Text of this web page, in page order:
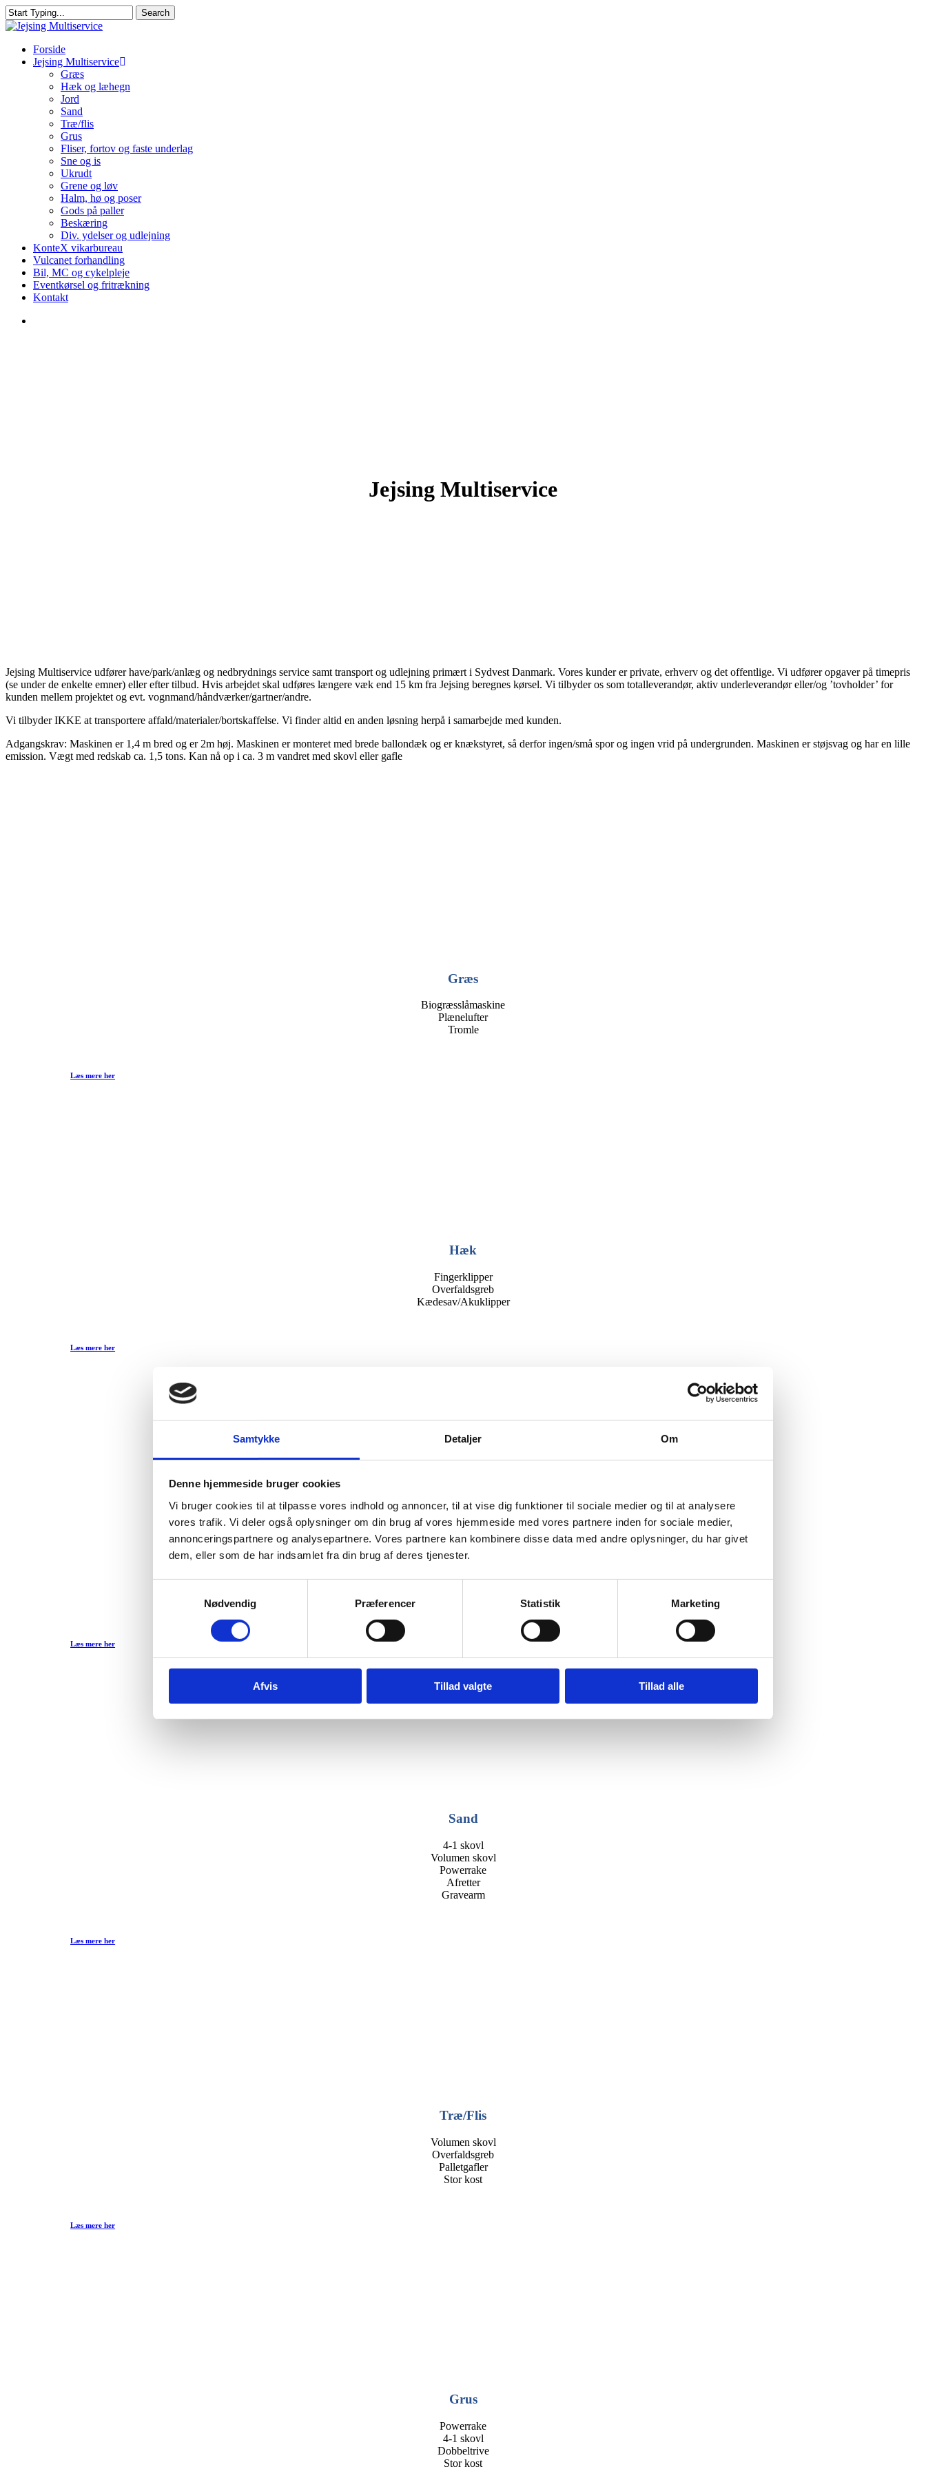
Samtykke Detaljer Om
Denne hjemmeside bruger cookies
Vi bruger cookies til at tilpasse vores indhold og annoncer, til at vise dig funktioner til sociale medier og til at analysere
vores trafik. Vi deler også oplysninger om din brug af vores hjemmeside med vores partnere inden for sociale medier,
annonceringspartnere og analysepartnere. Vores partnere kan kombinere disse data med andre oplysninger, du har givet
dem, eller som de har indsamlet fra din brug af deres tjenester.
Nødvendig
Præferencer Statistik Marketing
Afvis Tillad valgte Tillad alle
Skip
to
main
content
Search
Close
search
Menu
Forside
Jejsing Multiservice
Græs
Hæk og læhegn
Jord
Sand
Træ/flis
Grus
Fliser, fortov og faste underlag
Sne og is
Ukrudt
Grene og løv
Halm, hø og poser
Gods på paller
Beskæring
Div. ydelser og udlejning
KonteX vikarbureau
Vulcanet forhandling
Bil, MC og cykelpleje
Eventkørsel og fritrækning
Kontakt
Jejsing Multiservice
Jejsing Multiservice udfører have/park/anlæg og nedbrydnings service samt transport og udlejning primært i Sydvest Danmark. Vores kunder er private, erhverv og det offentlige. Vi udfører opgaver på timepris
(se under de enkelte emner) eller efter tilbud. Hvis arbejdet skal udføres længere væk end 15 km fra Jejsing beregnes kørsel. Vi tilbyder os som totalleverandør, aktiv underleverandør eller/og ’tovholder’ for
kunden mellem projektet og evt. vognmand/håndværker/gartner/andre.
Vi tilbyder IKKE at transportere affald/materialer/bortskaffelse. Vi finder altid en anden løsning herpå i samarbejde med kunden.
Adgangskrav: Maskinen er 1,4 m bred og er 2m høj. Maskinen er monteret med brede ballondæk og er knækstyret, så derfor ingen/små spor og ingen vrid på undergrunden. Maskinen er støjsvag og har en lille
emission. Vægt med redskab ca. 1,5 tons. Kan nå op i ca. 3 m vandret med skovl eller gafle
Græs
Biogræsslåmaskine
Plænelufter
Tromle
Læs mere her
Hæk
Fingerklipper
Overfaldsgreb
Kædesav/Akuklipper
Læs mere her
Jord
Gravearm
Læs mere her
Sand
4-1 skovl
Volumen skovl
Powerrake
Afretter
Gravearm
Læs mere her
Træ/Flis
Volumen skovl
Overfaldsgreb
Palletgafler
Stor kost
Læs mere her
Grus
Powerrake
4-1 skovl
Dobbeltrive
Stor kost